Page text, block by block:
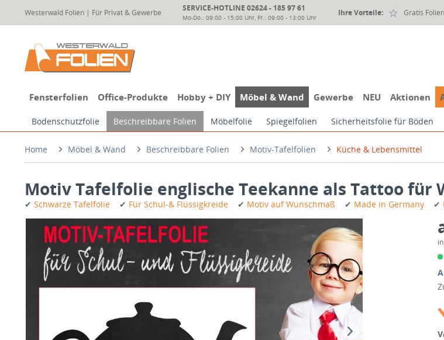
Westerwald Folien | Für Privat & Gewerbe SERVICE-HOTLINE 02624 - 185 97 61
Mo-Do.: 09:00 - 15:00 Uhr, Fr.: 09:00 - 13:00 Uhr
Ihre Vorteile: Gratis
Fensterfolien Office-Produkte Hobby + DIY Möbel & Wand Gewerbe NEU Aktionen
Bodenschutzfolie Beschreibbare Folien Möbelfolie Spiegelfolien Sicherheitsfolie für Böden
Home Möbel & Wand Beschreibbare Folien Motiv-Tafelfolien Küche & Lebensmittel
Motiv Tafelfolie englische Teekanne als Tattoo für
✔ Schwarze Tafelfolie ✔ Für Schul-& Flüssigkreide ✔ Motiv auf Wunschmaß ✔ Made in Germany ✔